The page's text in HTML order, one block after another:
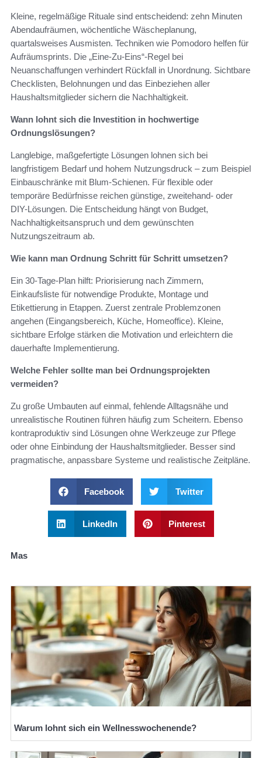
Kleine, regelmäßige Rituale sind entscheidend: zehn Minuten
Abendaufräumen, wöchentliche Wäscheplanung,
quartalsweises Ausmisten. Techniken wie Pomodoro helfen für
Aufräumsprints. Die „Eine‑Zu‑Eins“-Regel bei
Neuanschaffungen verhindert Rückfall in Unordnung. Sichtbare
Checklisten, Belohnungen und das Einbeziehen aller
Haushaltsmitglieder sichern die Nachhaltigkeit.
Wann lohnt sich die Investition in hochwertige
Ordnungslösungen?
Langlebige, maßgefertigte Lösungen lohnen sich bei
langfristigem Bedarf und hohem Nutzungsdruck – zum Beispiel
Einbauschränke mit Blum-Schienen. Für flexible oder
temporäre Bedürfnisse reichen günstige, zweitehand- oder
DIY-Lösungen. Die Entscheidung hängt von Budget,
Nachhaltigkeitsanspruch und dem gewünschten
Nutzungszeitraum ab.
Wie kann man Ordnung Schritt für Schritt umsetzen?
Ein 30-Tage-Plan hilft: Priorisierung nach Zimmern,
Einkaufsliste für notwendige Produkte, Montage und
Etikettierung in Etappen. Zuerst zentrale Problemzonen
angehen (Eingangsbereich, Küche, Homeoffice). Kleine,
sichtbare Erfolge stärken die Motivation und erleichtern die
dauerhafte Implementierung.
Welche Fehler sollte man bei Ordnungsprojekten
vermeiden?
Zu große Umbauten auf einmal, fehlende Alltagsnähe und
unrealistische Routinen führen häufig zum Scheitern. Ebenso
kontraproduktiv sind Lösungen ohne Werkzeuge zur Pflege
oder ohne Einbindung der Haushaltsmitglieder. Besser sind
pragmatische, anpassbare Systeme und realistische Zeitpläne.
Facebook Twitter
LinkedIn Pinterest
Mas
Warum lohnt sich ein Wellnesswochenende?